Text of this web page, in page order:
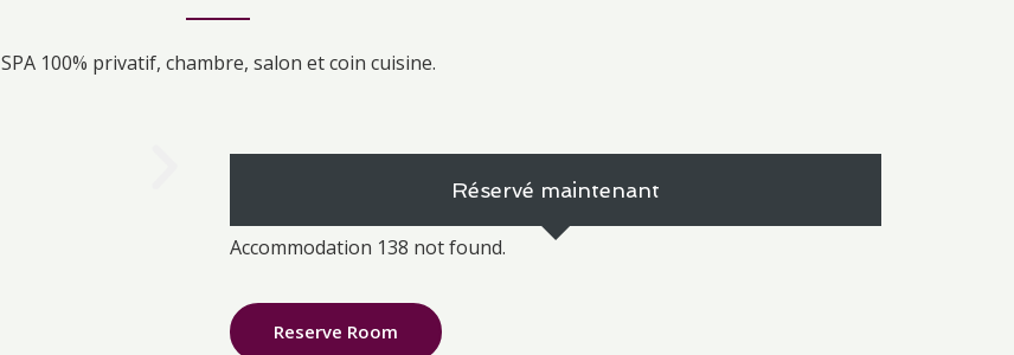
SPA 100% privatif, chambre, salon et coin cuisine.
Réservé maintenant
Accommodation 138 not found.
Reserve Room